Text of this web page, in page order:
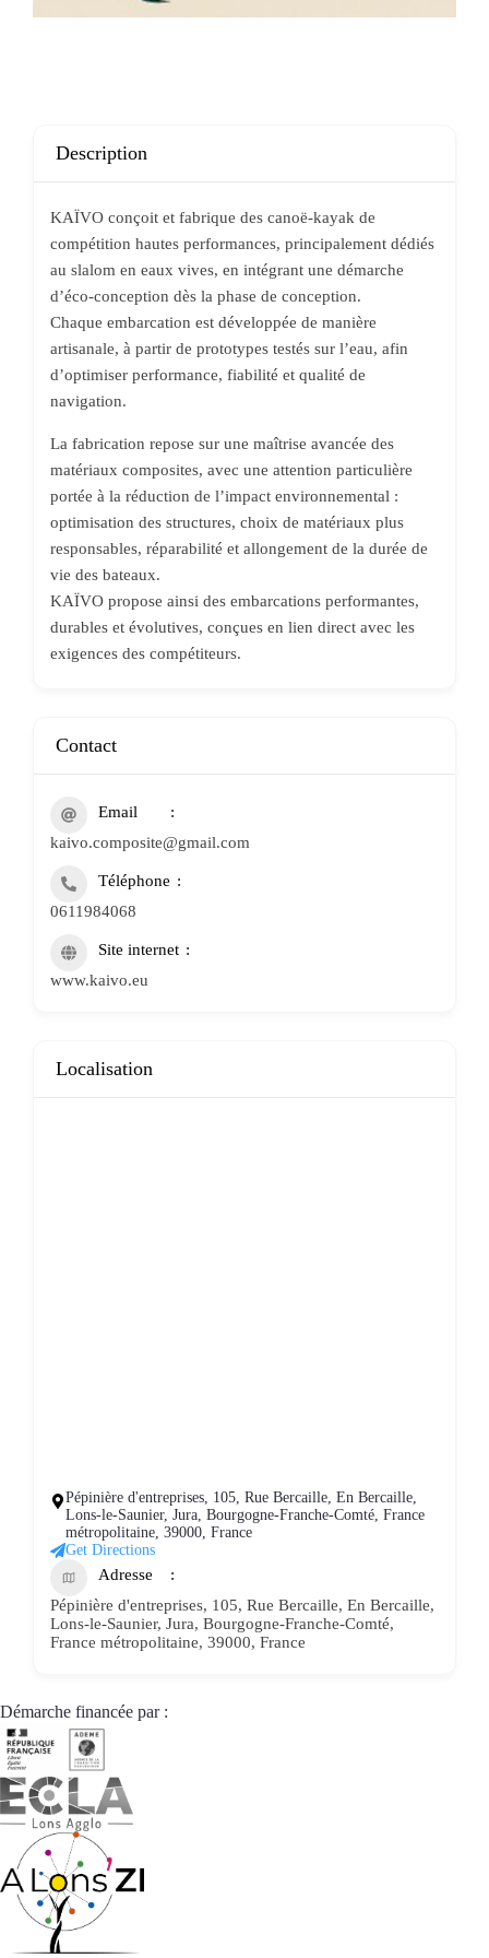
Description
KAÏVO conçoit et fabrique des canoë-kayak de
compétition hautes performances, principalement dédiés
au slalom en eaux vives, en intégrant une démarche
d’éco-conception dès la phase de conception.
Chaque embarcation est développée de manière
artisanale, à partir de prototypes testés sur l’eau, afin
d’optimiser performance, fiabilité et qualité de
navigation.
La fabrication repose sur une maîtrise avancée des
matériaux composites, avec une attention particulière
portée à la réduction de l’impact environnemental :
optimisation des structures, choix de matériaux plus
responsables, réparabilité et allongement de la durée de
vie des bateaux.
KAÏVO propose ainsi des embarcations performantes,
durables et évolutives, conçues en lien direct avec les
exigences des compétiteurs.
Contact
Email
kaivo.composite@gmail.com
Téléphone
0611984068
Site internet
www.kaivo.eu
Localisation
Pépinière d'entreprises, 105, Rue Bercaille, En Bercaille,
Lons-le-Saunier, Jura, Bourgogne-Franche-Comté, France
métropolitaine, 39000, France
Get Directions
Adresse
Pépinière d'entreprises, 105, Rue Bercaille, En Bercaille,
Lons-le-Saunier, Jura, Bourgogne-Franche-Comté,
France métropolitaine, 39000, France
Démarche financée par :